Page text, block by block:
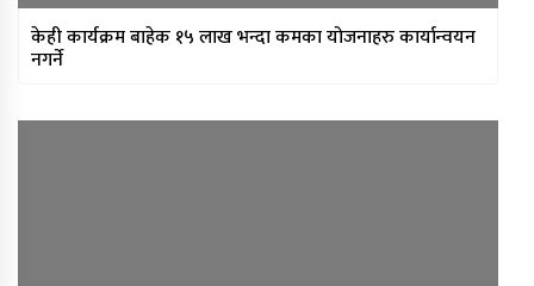
केही कार्यक्रम बाहेक १५ लाख भन्दा कमका योजनाहरु कार्यान्वयन
नगर्ने